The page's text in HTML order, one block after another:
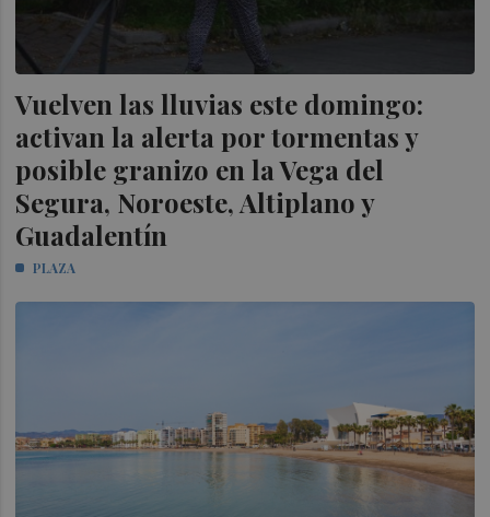
Vuelven las lluvias este domingo:
activan la alerta por tormentas y
posible granizo en la Vega del
Segura, Noroeste, Altiplano y
Guadalentín
PLAZA